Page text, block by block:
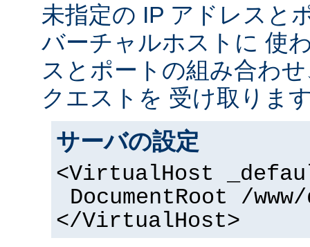
未指定の IP アドレスと
バーチャルホストに 使
スとポートの組み合わ
クエストを 受け取りま
サーバの設定
<VirtualHost
DocumentRoot /
</VirtualHost>